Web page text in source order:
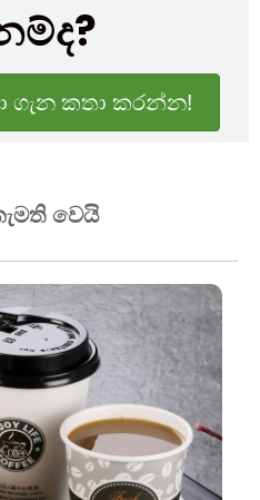
ගැන කතා කරන්න!
වෙයි